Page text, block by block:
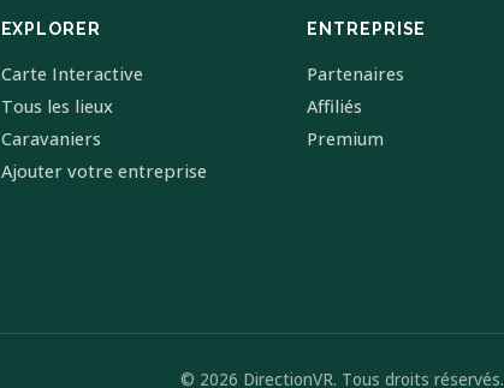
EXPLORER
Carte Interactive
Tous les lieux
Caravaniers
Ajouter votre entreprise
ENTREPRISE
Partenaires
Affiliés
Premium
© 2026 DirectionVR. Tous droits réservés.